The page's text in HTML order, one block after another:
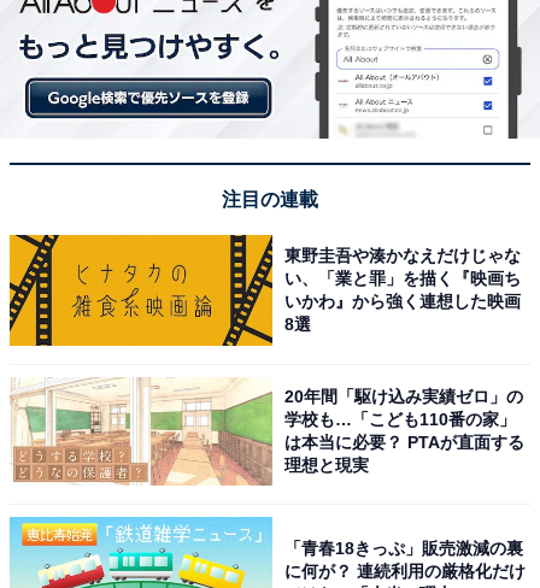
2位にランクインしたのは、大倉忠義さんです。
SUPER EIGHTのドラマーとして活動する大倉さんは、
俳優やプロデューサーとしての顔も持つマルチな才能の
持ち主。2024年にはタレントの発掘や育成を目的とした
新会社「J-Pop Legacy」を設立しました。身長は180cm
で、落ち着いた印象や親しみやすさからイメージしにく
いファンが多いようです。
に大きいという印象がなかった」（40代女性／静岡
県）、「落ち着いた雰囲気や柔らかい印象が強く、そこ
まで高身長のイメージが先に来ないからです。実際は
さを感じるからです。グループで見ているとバランスに
溶け込んでいて気づきにくく、数字を知った時にギャッ
注目の連載
東野圭吾や湊かなえだけじゃな
い、「業と罪」を描く『映画ち
いかわ』から強く連想した映画
8選
20年間「駆け込み実績ゼロ」の
学校も…「こども110番の家」
は本当に必要？ PTAが直面する
理想と現実
「青春18きっぷ」販売激減の裏
に何が？ 連続利用の厳格化だけ